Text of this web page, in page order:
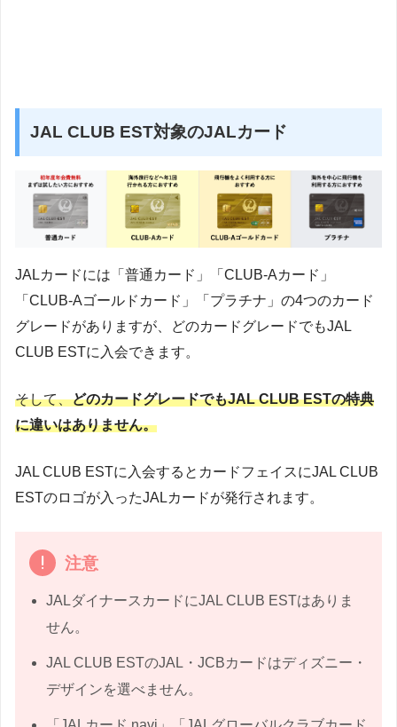
JAL CLUB EST対象のJALカード
JALカードには「普通カード」「CLUB-Aカード」
「CLUB-Aゴールドカード」「プラチナ」の4つのカード
グレードがありますが、どのカードグレードでもJAL
CLUB ESTに入会できます。
そして、どのカードグレードでもJAL CLUB ESTの特典
に違いはありません。
JAL CLUB ESTに入会するとカードフェイスにJAL CLUB
ESTのロゴが入ったJALカードが発行されます。
注意
JALダイナースカードにJAL CLUB ESTはありま
せん。
JAL CLUB ESTのJAL・JCBカードはディズニー・
デザインを選べません。